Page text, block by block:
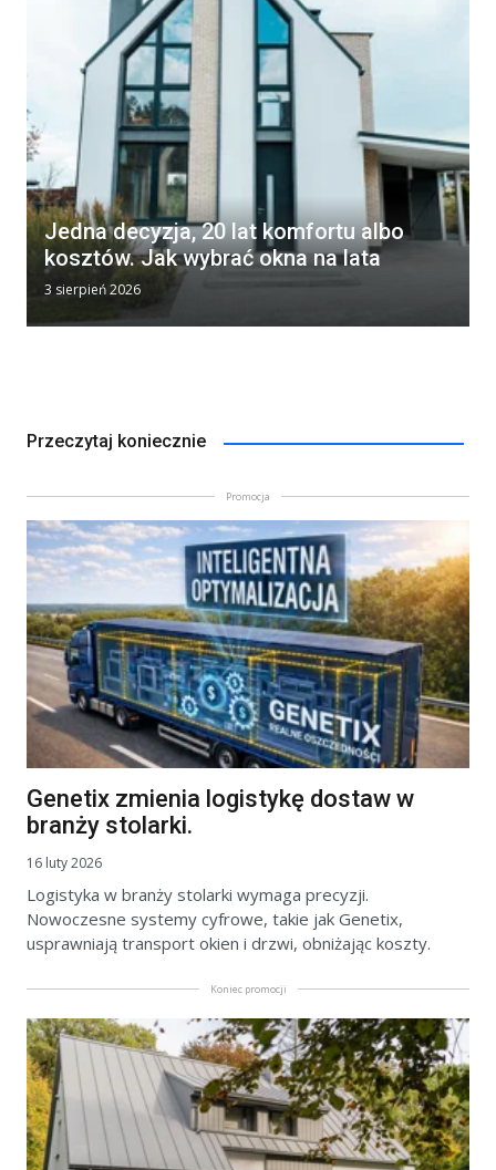
Jedna decyzja, 20 lat komfortu albo
kosztów. Jak wybrać okna na lata
3 sierpień 2026
Przeczytaj koniecznie
Promocja
Genetix zmienia logistykę dostaw w
branży stolarki.
16 luty 2026
Logistyka w branży stolarki wymaga precyzji.
Nowoczesne systemy cyfrowe, takie jak Genetix,
usprawniają transport okien i drzwi, obniżając koszty.
Koniec promocji